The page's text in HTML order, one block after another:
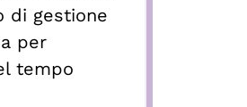
di gestione
per
tempo